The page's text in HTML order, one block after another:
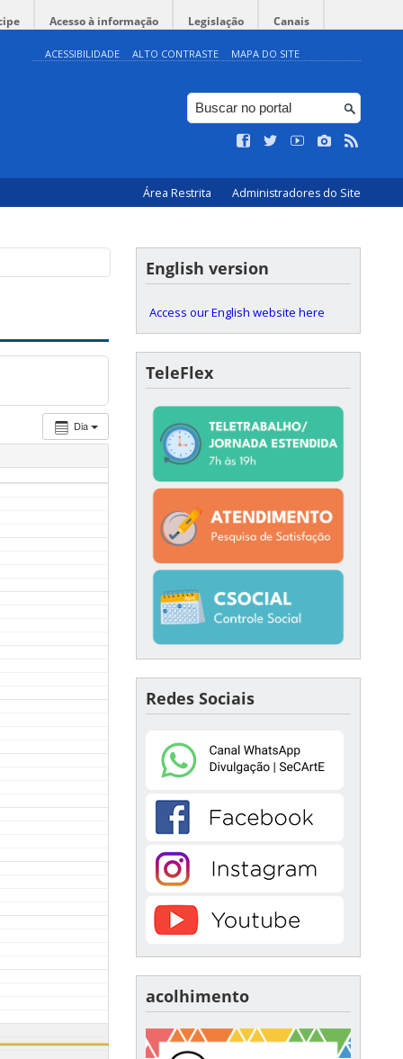
Acesso à informação Legislação Canais
ACESSIBILIDADE ALTO CONTRASTE MAPA DO SITE
Área Restrita Administradores do Site
Dia
English version
Access our English website here
TeleFlex
Redes Sociais
acolhimento